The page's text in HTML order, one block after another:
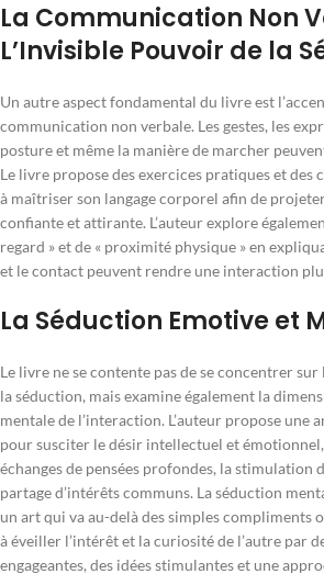
La Communication Non
L’Invisible Pouvoir de la
Un autre aspect fondamental du livre est
communication non verbale. Les gestes, les
posture et même la manière de marcher
Le livre propose des exercices pratiques et des
à maîtriser son langage corporel afin de
confiante et attirante. L’auteur explore
regard » et de « proximité physique » en
et le contact peuvent rendre une interaction
La Séduction Emotive et
Le livre ne se contente pas de se concentrer sur
la séduction, mais examine également la
mentale de l’interaction. L’auteur propose une
pour susciter le désir intellectuel et
échanges de pensées profondes, la stimulation
partage d’intérêts communs. La séduction
un art qui va au-delà des simples compliments
à éveiller l’intérêt et la curiosité de l’autre par
engageantes, des idées stimulantes et une